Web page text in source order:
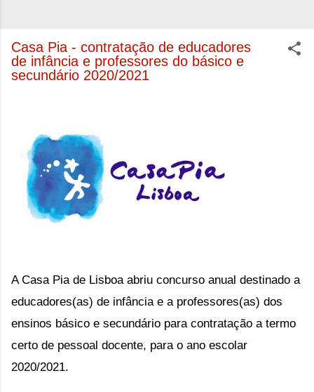
Casa Pia - contratação de educadores
de infância e professores do básico e
secundário 2020/2021
A Casa Pia de Lisboa abriu concurso anual destinado a
educadores(as) de infância e a professores(as) dos
ensinos básico e secundário para contratação a termo
certo de pessoal docente, para o ano escolar
2020/2021.